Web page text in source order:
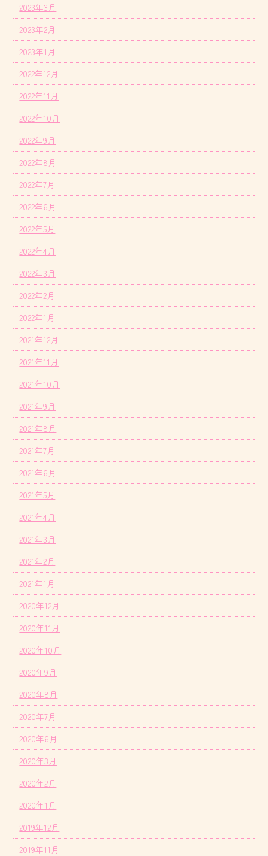
2023年3月
2023年2月
2023年1月
2022年12月
2022年11月
2022年10月
2022年9月
2022年8月
2022年7月
2022年6月
2022年5月
2022年4月
2022年3月
2022年2月
2022年1月
2021年12月
2021年11月
2021年10月
2021年9月
2021年8月
2021年7月
2021年6月
2021年5月
2021年4月
2021年3月
2021年2月
2021年1月
2020年12月
2020年11月
2020年10月
2020年9月
2020年8月
2020年7月
2020年6月
2020年3月
2020年2月
2020年1月
2019年12月
2019年11月